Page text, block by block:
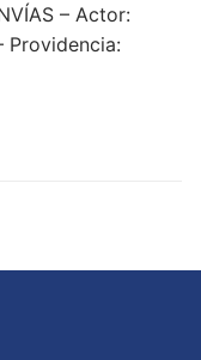
– Actor:
Providencia: